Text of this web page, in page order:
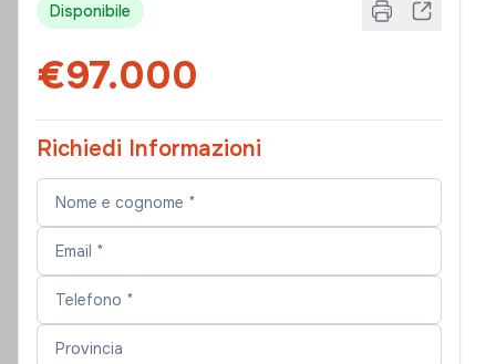
Disponibile
€97.000
Richiedi Informazioni